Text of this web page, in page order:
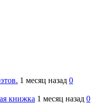
1 месяц назад 0
книжка 1 месяц назад 0